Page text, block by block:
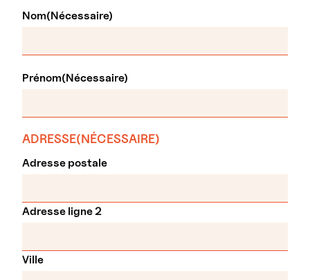
Nom(Nécessaire)
Prénom(Nécessaire)
ADRESSE(NÉCESSAIRE)
Adresse postale
Adresse ligne 2
Ville